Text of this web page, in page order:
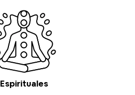
Espirituales